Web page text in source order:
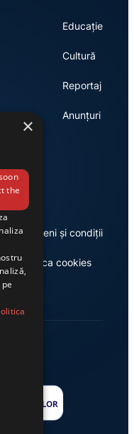
Educație
Cultură
Reportaj
Anunțuri
Termeni și condiții
Politica cookies
×
the